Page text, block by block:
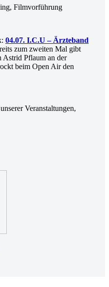
Filmvorführung
04.07. I.C.U – Ärzteband
zum zweiten Mal gibt
Astrid Pflaum an der
beim Open Air den
Veranstaltungen,